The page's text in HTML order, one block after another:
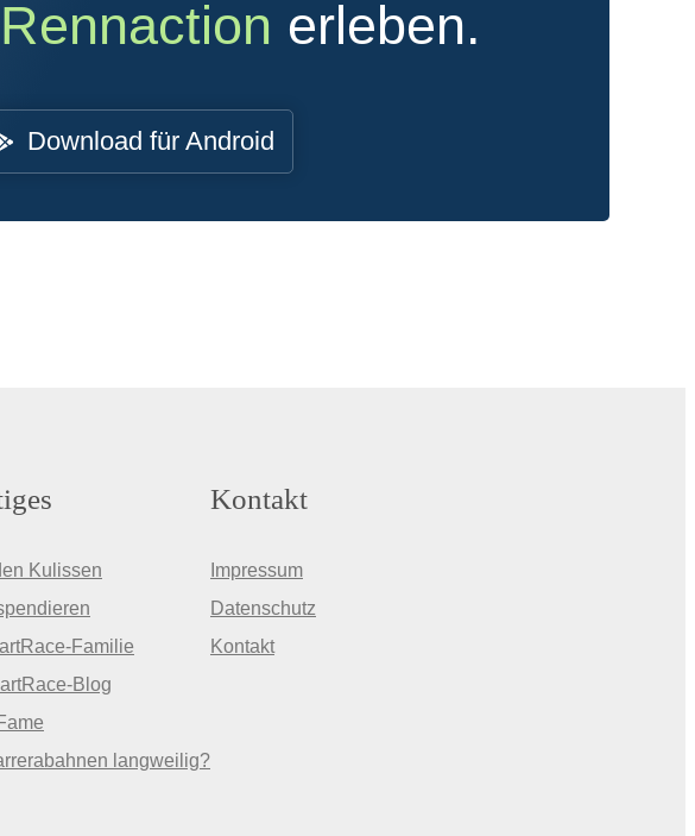
erleben.
Download für Android
Kulissen
Familie
Blog
langweilig?
Kontakt
Impressum
Datenschutz
Kontakt